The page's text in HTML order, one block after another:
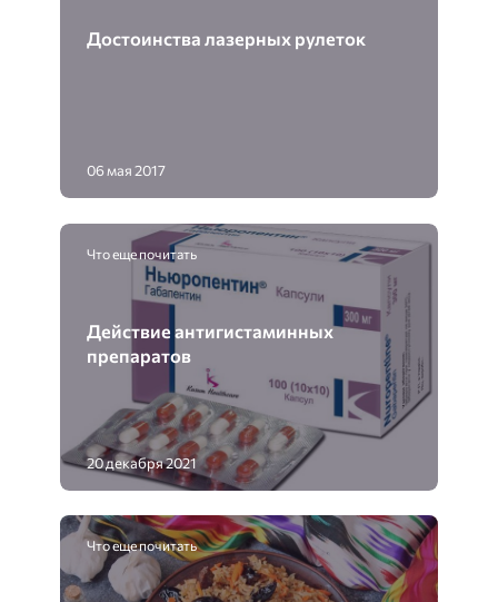
Достоинства лазерных рулеток
06 мая 2017
Что еще почитать
Действие антигистаминных
препаратов
20 декабря 2021
Что еще почитать